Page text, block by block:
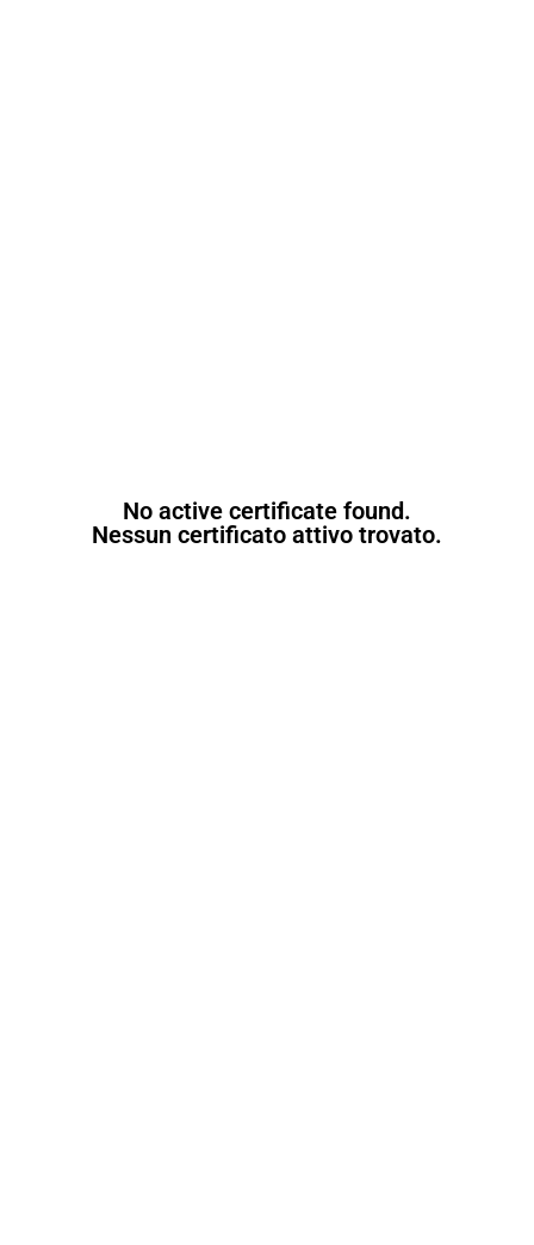
No active certificate found.
Nessun certificato attivo trovato.